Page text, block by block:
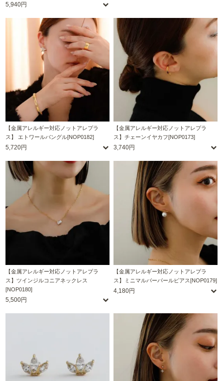
5,940円
【金属アレルギー対応ノットアレプラ
ス】 エトワールバングル[NOP0182]
5,720円
【金属アレルギー対応ノットアレプラ
ス】チェーンイヤカフ[NOP0173]
3,740円
【金属アレルギー対応ノットアレプラ
ス】ツインジルコニアネックレス
[NOP0180]
5,500円
【金属アレルギー対応ノットアレプラ
ス】ミニマルバーパールピアス[NOP0179]
4,180円